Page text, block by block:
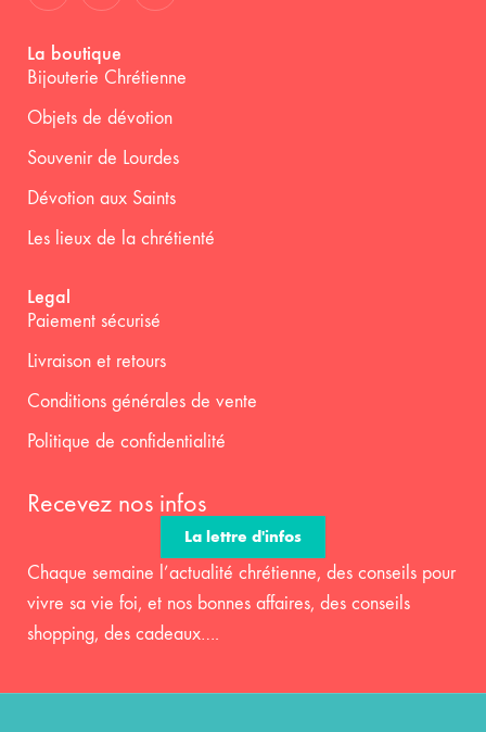
La boutique
Bijouterie Chrétienne
Objets de dévotion
Souvenir de Lourdes
Dévotion aux Saints
Les lieux de la chrétienté
Legal
Paiement sécurisé
Livraison et retours
Conditions générales de vente
Politique de confidentialité
Recevez nos infos
La lettre d'infos
Chaque semaine l’actualité chrétienne, des conseils pour
vivre sa vie foi, et nos bonnes affaires, des conseils
shopping, des cadeaux….